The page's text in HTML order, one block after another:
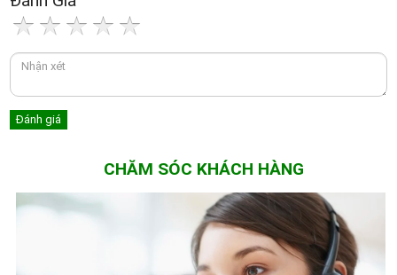
CHĂM SÓC KHÁCH HÀNG